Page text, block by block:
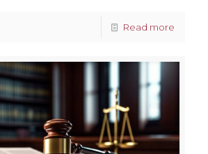
Read more